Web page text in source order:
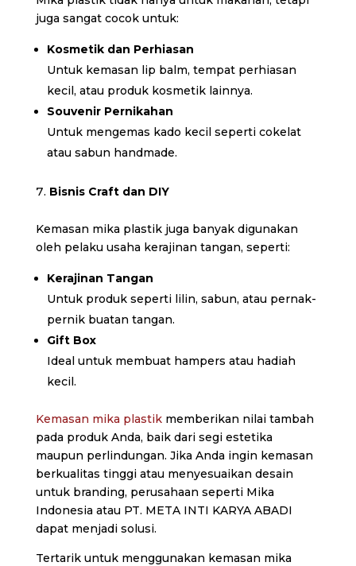
juga sangat cocok untuk:
Kosmetik dan Perhiasan
Untuk kemasan lip balm, tempat perhiasan
kecil, atau produk kosmetik lainnya.
Souvenir Pernikahan
Untuk mengemas kado kecil seperti cokelat
atau sabun handmade.
Bisnis Craft dan DIY
Kemasan mika plastik juga banyak digunakan
oleh pelaku usaha kerajinan tangan, seperti:
Kerajinan Tangan
Untuk produk seperti lilin, sabun, atau pernak-
pernik buatan tangan.
Gift Box
Ideal untuk membuat hampers atau hadiah
kecil.
Kemasan mika plastikmemberikan nilai tambah
pada produk Anda, baik dari segi estetika
maupun perlindungan. Jika Anda ingin kemasan
berkualitas tinggi atau menyesuaikan desain
untuk branding, perusahaan seperti Mika
Indonesia atau PT. META INTI KARYA ABADI
dapat menjadi solusi.
Tertarik untuk menggunakan kemasan mika